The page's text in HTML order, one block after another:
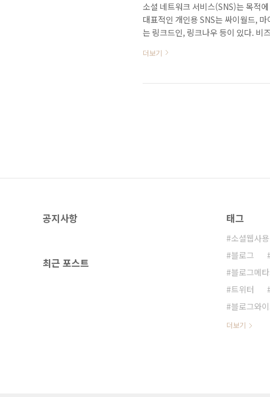
소셜 네트워크 서비스(SNS)는 목적
대표적인 개인용 SNS는 싸이월드,
는 링크드인, 링크나우 등이 있다. 비
사이의 직장인으로 전세계 5대륙에
를 하기 전 사전조사(due diligence)
더보기
공지사항
최근 포스트
태그
소셜웹사
블로그
블로그메
트위터
블로그와
더보기